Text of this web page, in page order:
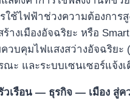
ใช้ไฟฟ้าช่วงความต้องการ
างเมืองอัจฉริยะ หรือ
บคุมไฟแสงสว่างอัจฉริยะ
ะ และระบบเซนเซอร์แจ้ง
วเรือน — ธุรกิจ — เมือง สู่ค